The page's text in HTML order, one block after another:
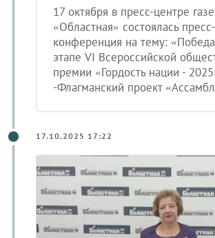
17 октября в пресс-центре
«Областная» состоялась пресс-
конференция на тему:
этапе VI Всероссийской
премии «Гордость нации -
-Флагманский проект
17.10.2025 17:22